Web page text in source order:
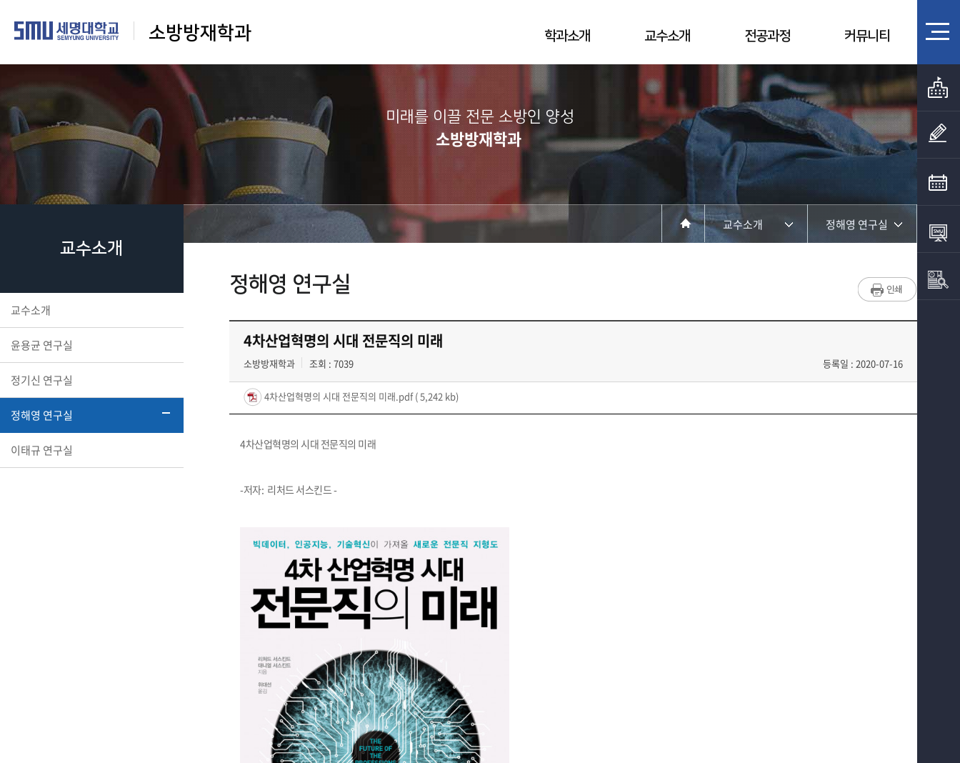
소방방재학과 학과소개 교수소개 전공과정 커뮤니티
미래를 이끌 전문 소방인 양성
소방방재학과
교수소개
교수소개
윤용균 연구실
정기신 연구실
정해영 연구실
이태규 연구실
교수소개
전공과정
정해영 연구실
윤용균 연구실
정기신 연구실
정해영 연구실
정해영 연구실
4차산업혁명의 시대 전문직의 미래
소방방재학과 조회 : 7039 등록일 : 2020-07-16
4차산업혁명의 시대 전문직의 미래.pdf( 5,242 kb)
4차산업혁명의 시대 전문직의 미래
-저자: 리처드 서스킨드 -